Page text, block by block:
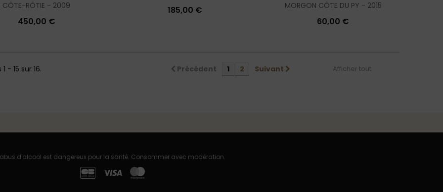
CÔTE-RÔTIE 2009
450,00 €
185,00 € MORGON CÔTE DU PY 2015
60,00 €
Afficher tout
Précédent 1 2 Suivant
- 15 sur 16.
d'alcool est dangereux pour la santé. Consommer avec modération.